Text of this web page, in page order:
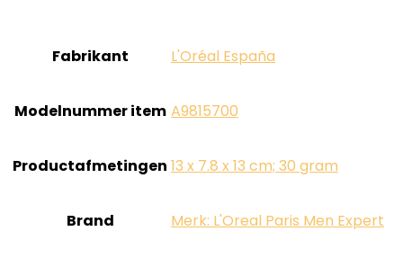
Fabrikant ‎L'Oréal España
Modelnummer item ‎A9815700
Productafmetingen ‎13 x 7.8 x 13 cm; 30 gram
Brand Merk: L'Oreal Paris Men Expert